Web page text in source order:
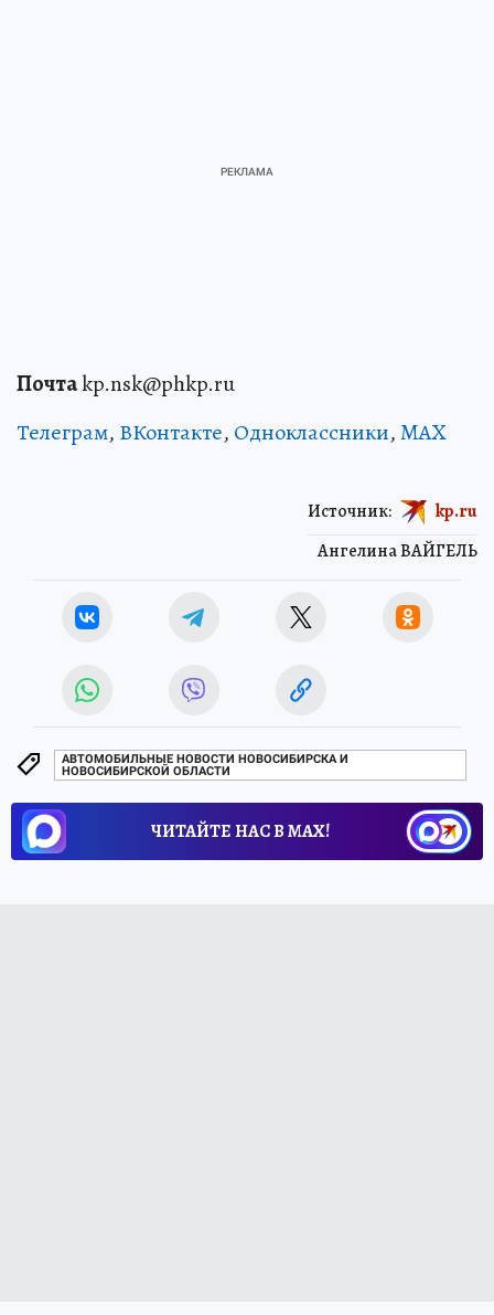
Почтаkp.nsk@phkp.ru
Телеграм, ВКонтакте, Одноклассники,MAX
Ангелина ВАЙГЕЛЬ
Источник: kp.ru
АВТОМОБИЛЬНЫЕ НОВОСТИ НОВОСИБИРСКА И
НОВОСИБИРСКОЙ ОБЛАСТИ
ЧИТАЙТЕ НАС В МАХ!